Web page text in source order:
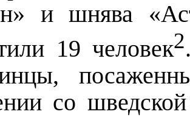
и шнява
19 человек2
со